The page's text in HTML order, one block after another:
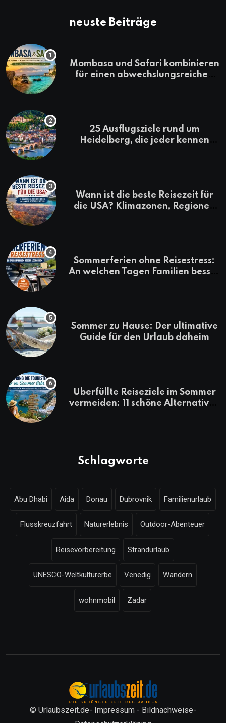
neuste Beiträge
Mombasa und Safari kombinieren
für einen abwechslungsreichen
25 Ausflugsziele rund um
Heidelberg, die jeder kennen
Wann ist die beste Reisezeit für
die USA? Klimazonen, Regionen
Sommerferien ohne Reisestress:
An welchen Tagen Familien besser
Sommer zu Hause: Der ultimative
Guide für den Urlaub daheim
Überfüllte Reiseziele im Sommer
vermeiden: 11 schöne Alternativen
Schlagworte
Abu Dhabi Aida Donau Dubrovnik Familienurlaub
Flusskreuzfahrt Naturerlebnis Outdoor-Abenteuer
Reisevorbereitung Strandurlaub
UNESCO-Weltkulturerbe Venedig Wandern
wohnmobil Zadar
© Urlaubszeit.de- Impressum - Bildnachweise-